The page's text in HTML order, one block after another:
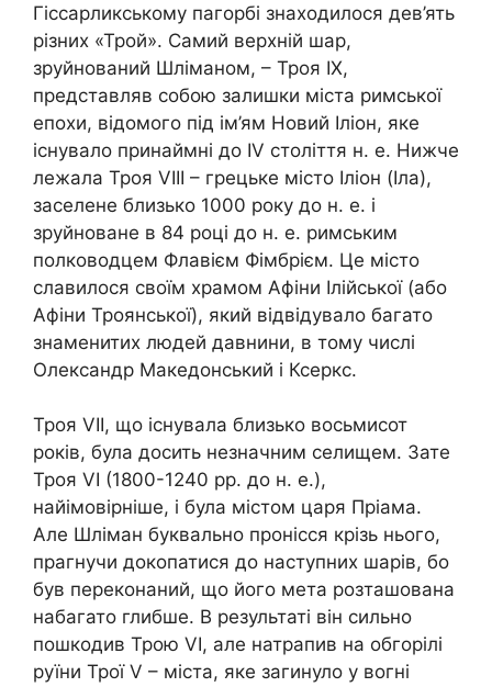
Гіссарликському пагорбі знаходилося дев’ять
різних «Трой». Самий верхній шар,
зруйнований Шліманом, – Троя IX,
представляв собою залишки міста римської
епохи, відомого під ім’ям Новий Іліон, яке
існувало принаймні до IV століття н. е. Нижче
лежала Троя VIII – грецьке місто Іліон (Іла),
заселене близько 1000 року до н. е. і
зруйноване в 84 році до н. е. римським
полководцем Флавієм Фімбрієм. Це місто
славилося своїм храмом Афіни Ілійської (або
Афіни Троянської), який відвідувало багато
знаменитих людей давнини, в тому числі
Олександр Македонський і Ксеркс.
Троя VII, що існувала близько восьмисот
років, була досить незначним селищем. Зате
Троя VI (1800-1240 рр. до н. е.),
найімовірніше, і була містом царя Пріама.
Але Шліман буквально пронісся крізь нього,
прагнучи докопатися до наступних шарів, бо
був переконаний, що його мета розташована
набагато глибше. В результаті він сильно
пошкодив Трою VI, але натрапив на обгорілі
руїни Трої V – міста, яке загинуло у вогні